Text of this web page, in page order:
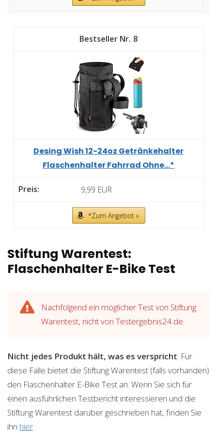
8
Desing Wish 12-24oz Getränkehalter
Flaschenhalter Fahrrad Ohne...*
9,99 EUR
*Zum Angebot »
Stiftung Warentest:
Flaschenhalter E-Bike Test
Nachfolgend ein möglicher Test von Stiftung
Warentest, nicht von Testergebnis24.de.
Nicht jedes Produkt hält, was es verspricht. Für
diese Fälle bietet die Stiftung Warentest (falls vorhanden)
den Flaschenhalter E-Bike Test an. Wenn Sie sich für
einen ausführlichen Testbericht interessieren und die
Stiftung Warentest darüber geschrieben hat, finden Sie
ihn hier.